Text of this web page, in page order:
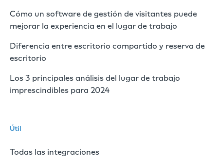
Cómo un software de gestión de visitantes puede
mejorar la experiencia en el lugar de trabajo
Diferencia entre escritorio compartido y reserva de
escritorio
Los 3 principales análisis del lugar de trabajo
imprescindibles para 2024
Útil
Todas las integraciones